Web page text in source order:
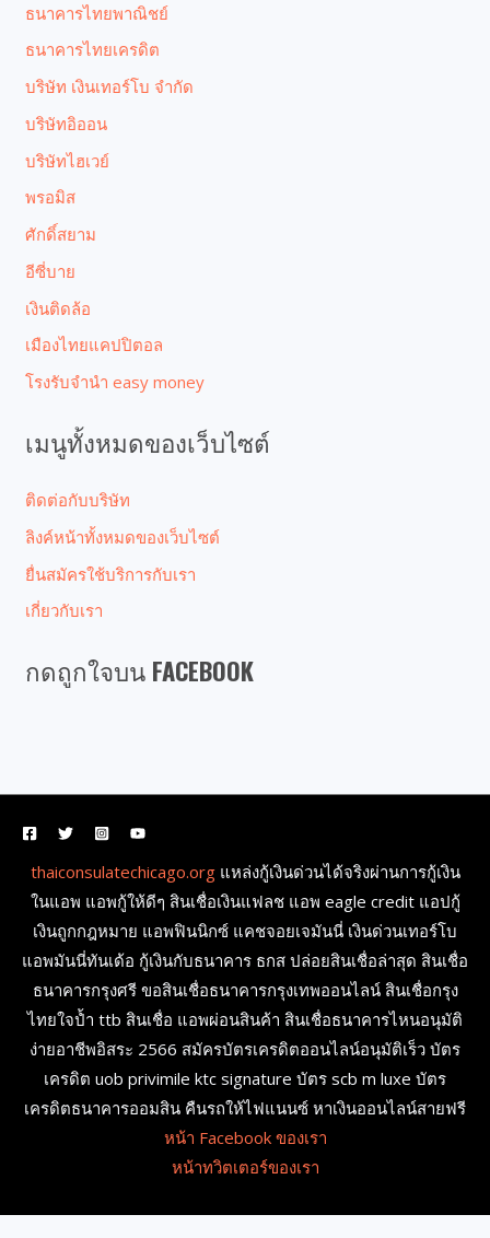
ธนาคารไทยพาณิชย์
ธนาคารไทยเครดิต
บริษัท เงินเทอร์โบ จำกัด
บริษัทอิออน
บริษัทไฮเวย์
พรอมิส
ศักดิ์สยาม
อีซี่บาย
เงินติดล้อ
เมืองไทยแคปปิตอล
โรงรับจํานํา easy money
เมนูทั้งหมดของเว็บไซต์
ติดต่อกับบริษัท
ลิงค์หน้าทั้งหมดของเว็บไซต์
ยื่นสมัครใช้บริการกับเรา
เกี่ยวกับเรา
กดถูกใจบน FACEBOOK
thaiconsulatechicago.orgแหล่งกู้เงินด่วนได้จริงผ่านการกู้เงิน
ในแอพ แอพกู้ให้ดีๆ สินเชื่อเงินแฟลช แอพ eagle credit แอปกู้
เงินถูกกฎหมาย แอพฟินนิกซ์ แคชจอยเจมันนี่ เงินด่วนเทอร์โบ
แอพมันนี่ทันเด้อ กู้เงินกับธนาคาร ธกส ปล่อยสินเชื่อล่าสุด สินเชื่อ
ธนาคารกรุงศรี ขอสินเชื่อธนาคารกรุงเทพออนไลน์ สินเชื่อกรุง
ไทยใจป้ำ ttb สินเชื่อ แอพผ่อนสินค้า สินเชื่อธนาคารไหนอนุมัติ
ง่ายอาชีพอิสระ 2566 สมัครบัตรเครดิตออนไลน์อนุมัติเร็ว บัตร
เครดิต uob privimile ktc signature บัตร scb m luxe บัตร
เครดิตธนาคารออมสิน คืนรถให้ไฟแนนซ์ หาเงินออนไลน์สายฟรี
หน้า Facebook ของเรา
หน้าทวิตเตอร์ของเรา